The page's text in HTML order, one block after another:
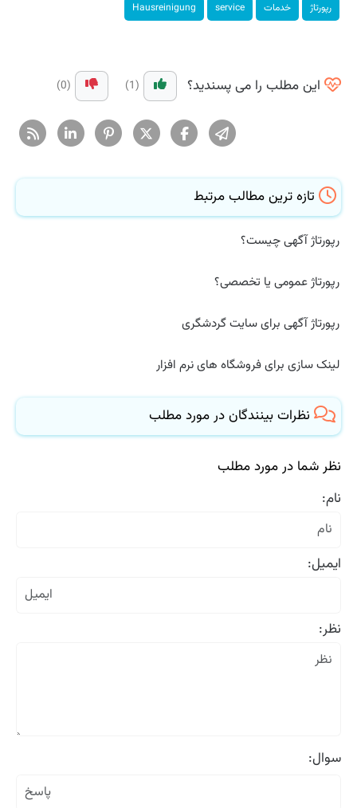
رپورتاژ خدمات service
Hausreinigung
این مطلب را می پسندید؟ (1)
(0)
تازه ترین مطالب مرتبط
رپورتاژ آگهی چیست؟
رپورتاژ عمومی یا تخصصی؟
رپورتاژ آگهی برای سایت گردشگری
لینک سازی برای فروشگاه های نرم افزار
نظرات بینندگان در مورد مطلب
نظر شما در مورد مطلب
نام:
ایمیل:
نظر:
سوال: